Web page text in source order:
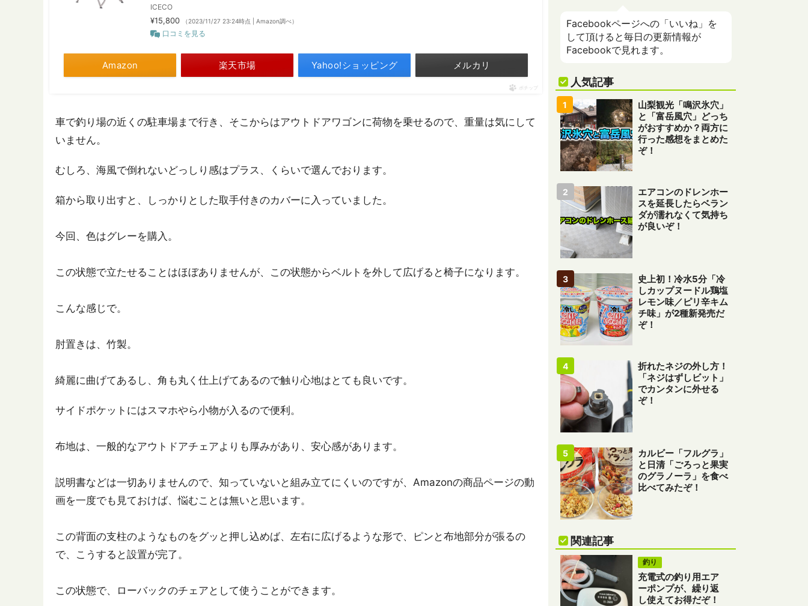
ICECO
¥15,800 （2023/11/27 23:24時点 | Amazon調べ）
口コミを見る
Amazon 楽天市場 Yahoo!ショッピング メルカリ
ポチップ
車で釣り場の近くの駐車場まで行き、そこからはアウトドアワゴンに荷物を乗せるので、重量は気にして
いません。
むしろ、海風で倒れないどっしり感はプラス、くらいで選んでおります。
箱から取り出すと、しっかりとした取手付きのカバーに入っていました。
今回、色はグレーを購入。
この状態で立たせることはほぼありませんが、この状態からベルトを外して広げると椅子になります。
こんな感じで。
肘置きは、竹製。
綺麗に曲げてあるし、角も丸く仕上げてあるので触り心地はとても良いです。
サイドポケットにはスマホやら小物が入るので便利。
布地は、一般的なアウトドアチェアよりも厚みがあり、安心感があります。
説明書などは一切ありませんので、知っていないと組み立てにくいのですが、Amazonの商品ページの動
画を一度でも見ておけば、悩むことは無いと思います。
この背面の支柱のようなものをグッと押し込めば、左右に広げるような形で、ピンと布地部分が張るの
で、こうすると設置が完了。
この状態で、ローバックのチェアとして使うことができます。
Facebookページへの「いいね」を
して頂けると毎日の更新情報が
Facebookで見れます。
人気記事
山梨観光「鳴沢氷穴」
と「富岳風穴」どっち
がおすすめか？両方に
行った感想をまとめた
ぞ！
エアコンのドレンホー
スを延長したらベラン
ダが濡れなくて気持ち
が良いぞ！
史上初！冷水5分「冷
しカップヌードル鶏塩
レモン味／ピリ辛キム
チ味」が2種新発売だ
ぞ！
折れたネジの外し方！
「ネジはずしビット」
でカンタンに外せる
ぞ！
カルビー「フルグラ」
と日清「ごろっと果実
のグラノーラ」を食べ
比べてみたぞ！
関連記事
釣り
充電式の釣り用エア
ーポンプが、繰り返
し使えてお得だぞ！